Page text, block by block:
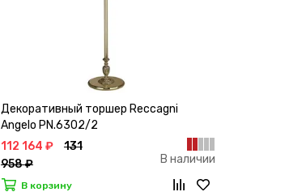
Декоративный торшер Reccagni
Angelo PN.6302/2
112 164 ₽
131
958 ₽
В наличии
В корзину